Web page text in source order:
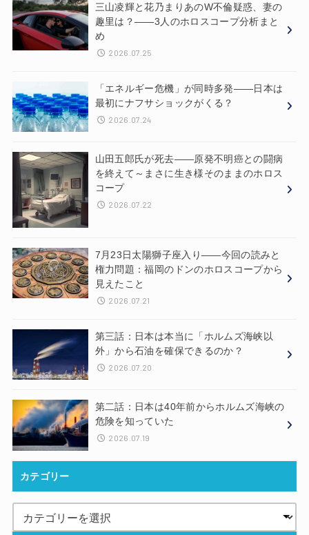
三山凌輝と花乃まりあのW不倫疑惑、妻の
趣里は？——3人のホロスコープ分析まと
め
2026.07.25
「エネルギー危機」が同時多発——日本は
最初にナフサショックがくる？
2026.07.24
山田五郎氏が死去——原発不明癌との闘病
を終えて～まさに生き様そのままのホロス
コープ
2026.07.22
7月23日太陽獅子座入り——今回の読みと
権力問題：福岡のドンのホロスコープから
見えたこと
2026.07.21
第三話：日本は本当に「ホルムズ海峡以
外」から石油を確保できるのか？
2026.07.20
第二話：日本は40年前からホルムズ海峡の
危険を知っていた
2026.07.19
カテゴリー